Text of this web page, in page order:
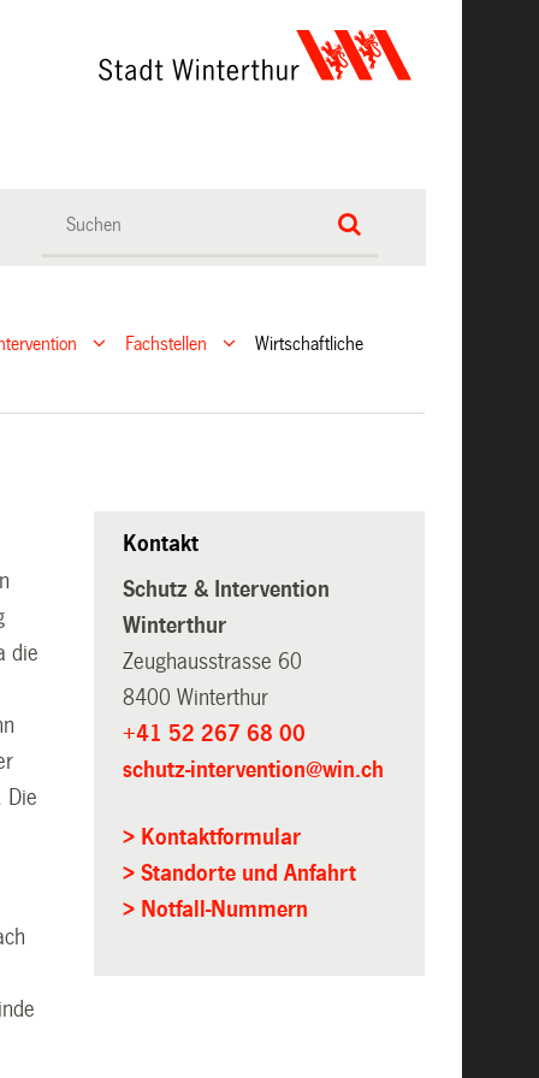
Fachstellen
Wirtschaftliche
die
Die
Kontakt
Schutz & Intervention
Winterthur
Zeughausstrasse 60
8400 Winterthur
+41 52 267 68 00
schutz-intervention@win.ch
> Kontaktformular
> Standorte und Anfahrt
> Notfall-Nummern